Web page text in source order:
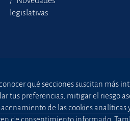
legislativas
qué secciones suscitan más
tus preferencias, mitigar el riesgo
de las cookies analíticas
de consentimiento informado.